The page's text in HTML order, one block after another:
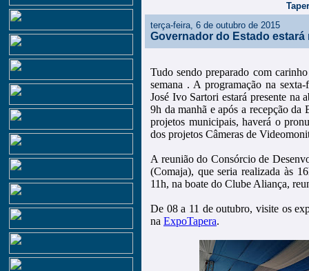
terça-feira, 6 de outubro de 2015
Governador do Estado estará
Tudo sendo preparado com
semana . A programação na
José Ivo Sartori estará presente na
9h da manhã e após a recepção da
projetos municipais, haverá o
dos projetos Câmeras de
A reunião do Consórcio de
(Comaja), que seria realizada às
11h, na boate do Clube Aliança,
De 08 a 11 de outubro, visite os
na ExpoTapera.